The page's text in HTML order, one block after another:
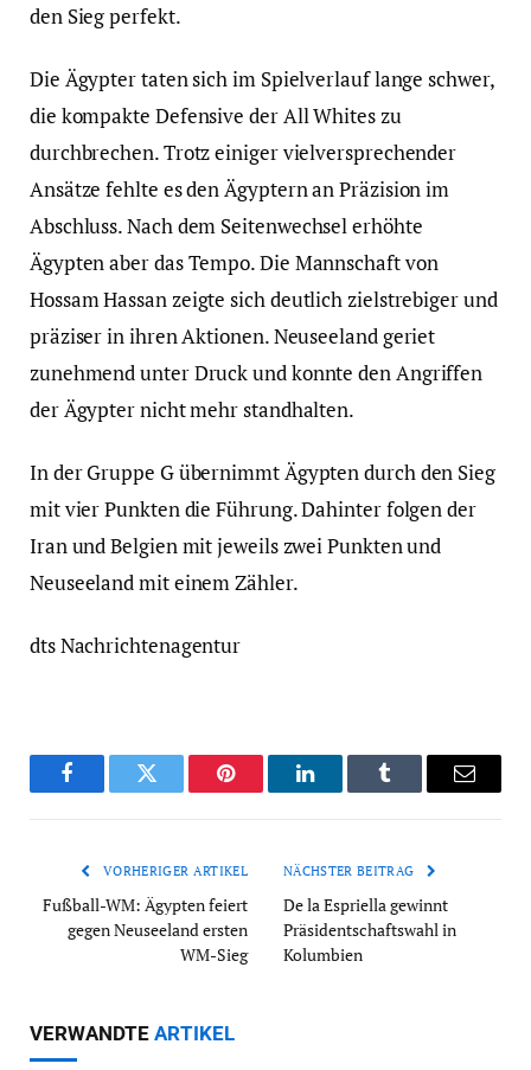
den Sieg perfekt.
Die Ägypter taten sich im Spielverlauf lange schwer,
die kompakte Defensive der All Whites zu
durchbrechen. Trotz einiger vielversprechender
Ansätze fehlte es den Ägyptern an Präzision im
Abschluss. Nach dem Seitenwechsel erhöhte
Ägypten aber das Tempo. Die Mannschaft von
Hossam Hassan zeigte sich deutlich zielstrebiger und
präziser in ihren Aktionen. Neuseeland geriet
zunehmend unter Druck und konnte den Angriffen
der Ägypter nicht mehr standhalten.
In der Gruppe G übernimmt Ägypten durch den Sieg
mit vier Punkten die Führung. Dahinter folgen der
Iran und Belgien mit jeweils zwei Punkten und
Neuseeland mit einem Zähler.
dts Nachrichtenagentur
FacebookTwitter Pinterest LinkedInTumblr Email
VORHERIGER ARTIKEL
Fußball-WM: Ägypten feiert
gegen Neuseeland ersten
WM-Sieg
NÄCHSTER BEITRAG
De la Espriella gewinnt
Präsidentschaftswahl in
Kolumbien
VERWANDTE ARTIKEL